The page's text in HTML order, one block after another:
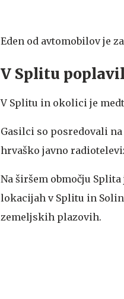
Eden od avtomobilov je
V Splitu
V Splitu in okolici je
Gasilci so posredovali
hrvaško javno
Na širšem območju
lokacijah v Splitu in
zemeljskih plazovih.